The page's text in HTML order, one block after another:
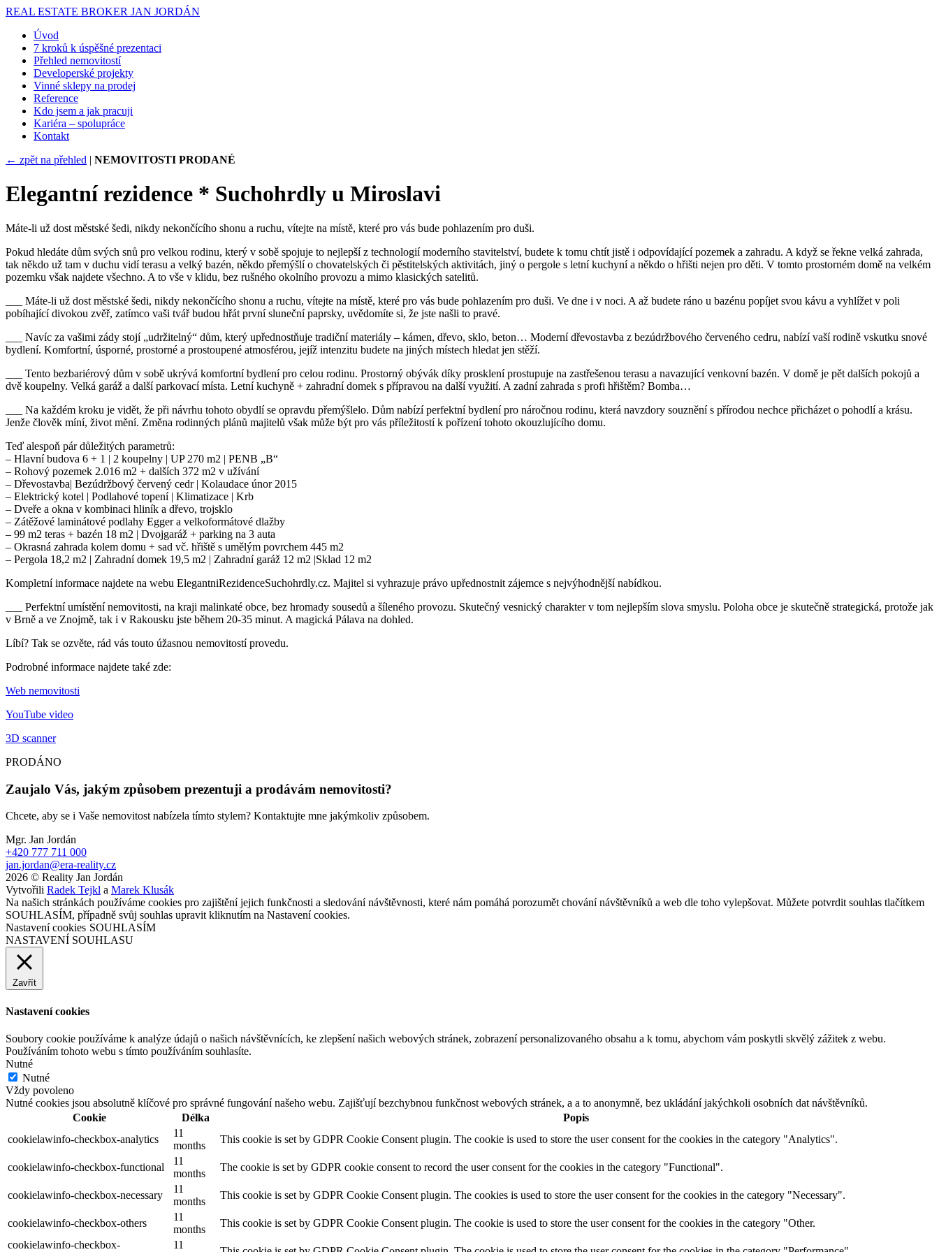
REAL ESTATE BROKER JAN JORDÁN
Úvod
7 kroků k úspěšné prezentaci
Přehled nemovitostí
Developerské projekty
Vinné sklepy na prodej
Reference
Kdo jsem a jak pracuji
Kariéra – spolupráce
Kontakt
← zpět na přehled | NEMOVITOSTI PRODANÉ
Elegantní rezidence * Suchohrdly u Miroslavi
Máte-li už dost městské šedi, nikdy nekončícího shonu a ruchu, vítejte na místě, které pro vás bude pohlazením pro duši.
Pokud hledáte dům svých snů pro velkou rodinu, který v sobě spojuje to nejlepší z technologií moderního stavitelství, budete k tomu chtít jistě i odpovídající pozemek a zahradu. A když se řekne velká zahrada,
tak někdo už tam v duchu vidí terasu a velký bazén, někdo přemýšlí o chovatelských či pěstitelských aktivitách, jiný o pergole s letní kuchyní a někdo o hřišti nejen pro děti. V tomto prostorném domě na velkém
pozemku však najdete všechno. A to vše v klidu, bez rušného okolního provozu a mimo klasických satelitů.
___ Máte-li už dost městské šedi, nikdy nekončícího shonu a ruchu, vítejte na místě, které pro vás bude pohlazením pro duši. Ve dne i v noci. A až budete ráno u bazénu popíjet svou kávu a vyhlížet v poli
pobíhající divokou zvěř, zatímco vaši tvář budou hřát první sluneční paprsky, uvědomíte si, že jste našli to pravé.
___ Navíc za vašimi zády stojí „udržitelný“ dům, který upřednostňuje tradiční materiály – kámen, dřevo, sklo, beton… Moderní dřevostavba z bezúdržbového červeného cedru, nabízí vaší rodině vskutku snové
bydlení. Komfortní, úsporné, prostorné a prostoupené atmosférou, jejíž intenzitu budete na jiných místech hledat jen stěží.
___ Tento bezbariérový dům v sobě ukrývá komfortní bydlení pro celou rodinu. Prostorný obývák díky prosklení prostupuje na zastřešenou terasu a navazující venkovní bazén. V domě je pět dalších pokojů a
dvě koupelny. Velká garáž a další parkovací místa. Letní kuchyně + zahradní domek s přípravou na další využití. A zadní zahrada s profi hřištěm? Bomba…
___ Na každém kroku je vidět, že při návrhu tohoto obydlí se opravdu přemýšlelo. Dům nabízí perfektní bydlení pro náročnou rodinu, která navzdory souznění s přírodou nechce přicházet o pohodlí a krásu.
Jenže člověk míní, život mění. Změna rodinných plánů majitelů však může být pro vás příležitostí k pořízení tohoto okouzlujícího domu.
Teď alespoň pár důležitých parametrů:
– Hlavní budova 6 + 1 | 2 koupelny | UP 270 m2 | PENB „B“
– Rohový pozemek 2.016 m2 + dalších 372 m2 v užívání
– Dřevostavba| Bezúdržbový červený cedr | Kolaudace únor 2015
– Elektrický kotel | Podlahové topení | Klimatizace | Krb
– Dveře a okna v kombinaci hliník a dřevo, trojsklo
– Zátěžové laminátové podlahy Egger a velkoformátové dlažby
– 99 m2 teras + bazén 18 m2 | Dvojgaráž + parking na 3 auta
– Okrasná zahrada kolem domu + sad vč. hřiště s umělým povrchem 445 m2
– Pergola 18,2 m2 | Zahradní domek 19,5 m2 | Zahradní garáž 12 m2 |Sklad 12 m2
Kompletní informace najdete na webu ElegantniRezidenceSuchohrdly.cz. Majitel si vyhrazuje právo upřednostnit zájemce s nejvýhodnější nabídkou.
___ Perfektní umístění nemovitosti, na kraji malinkaté obce, bez hromady sousedů a šíleného provozu. Skutečný vesnický charakter v tom nejlepším slova smyslu. Poloha obce je skutečně strategická, protože jak
v Brně a ve Znojmě, tak i v Rakousku jste během 20-35 minut. A magická Pálava na dohled.
Líbí? Tak se ozvěte, rád vás touto úžasnou nemovitostí provedu.
Podrobné informace najdete také zde:
Web nemovitosti
YouTube video
3D scanner
PRODÁNO
Zaujalo Vás, jakým způsobem prezentuji a prodávám nemovitosti?
Chcete, aby se i Vaše nemovitost nabízela tímto stylem? Kontaktujte mne jakýmkoliv způsobem.
Mgr. Jan Jordán
+420 777 711 000
jan.jordan@era-reality.cz
2026 © Reality Jan Jordán
Vytvořili Radek Tejkl a Marek Klusák
Na našich stránkách používáme cookies pro zajištění jejich funkčnosti a sledování návštěvnosti, které nám pomáhá porozumět chování návštěvníků a web dle toho vylepšovat. Můžete potvrdit souhlas tlačítkem
SOUHLASÍM, případně svůj souhlas upravit kliknutím na Nastavení cookies.
Nastavení cookies SOUHLASÍM
NASTAVENÍ SOUHLASU
Zavřít
Nastavení cookies
Soubory cookie používáme k analýze údajů o našich návštěvnících, ke zlepšení našich webových stránek, zobrazení personalizovaného obsahu a k tomu, abychom vám poskytli skvělý zážitek z webu.
Používáním tohoto webu s tímto používáním souhlasíte.
Nutné
Nutné
Vždy povoleno
Nutné cookies jsou absolutně klíčové pro správné fungování našeho webu. Zajišťují bezchybnou funkčnost webových stránek, a a to anonymně, bez ukládání jakýchkoli osobních dat návštěvníků.
Cookie
Délka
Popis
cookielawinfo-checkbox-analytics
11
months
This cookie is set by GDPR Cookie Consent plugin. The cookie is used to store the user consent for the cookies in the category "Analytics".
cookielawinfo-checkbox-functional
11
months
The cookie is set by GDPR cookie consent to record the user consent for the cookies in the category "Functional".
cookielawinfo-checkbox-necessary
11
months
This cookie is set by GDPR Cookie Consent plugin. The cookies is used to store the user consent for the cookies in the category "Necessary".
cookielawinfo-checkbox-others
11
months
This cookie is set by GDPR Cookie Consent plugin. The cookie is used to store the user consent for the cookies in the category "Other.
cookielawinfo-checkbox-
11